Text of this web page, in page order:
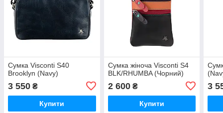
Сумка Visconti S40
Brooklyn (Navy)
3 550 ₴
Купити
Сумка жіноча Visconti S4
BLK/RHUMBA (Чорний)
2 600₴
Купити
3